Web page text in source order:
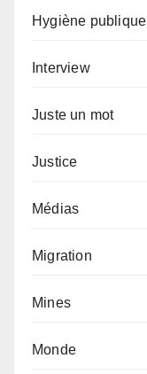
Hygiène publique
Interview
Juste un mot
Justice
Médias
Migration
Mines
Monde